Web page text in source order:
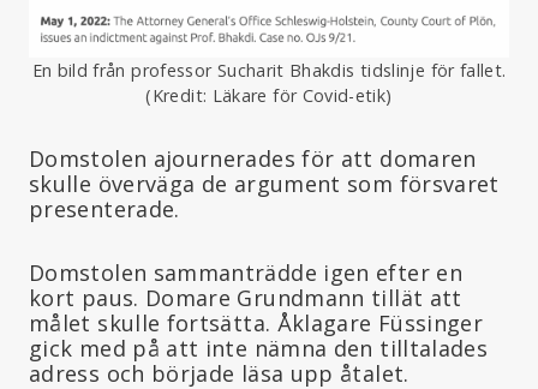
En bild från professor Sucharit Bhakdis tidslinje för fallet.
(Kredit: Läkare för Covid-etik)
Domstolen ajournerades för att domaren
skulle överväga de argument som försvaret
presenterade.
Domstolen sammanträdde igen efter en
kort paus. Domare Grundmann tillät att
målet skulle fortsätta. Åklagare Füssinger
gick med på att inte nämna den tilltalades
adress och började läsa upp åtalet.